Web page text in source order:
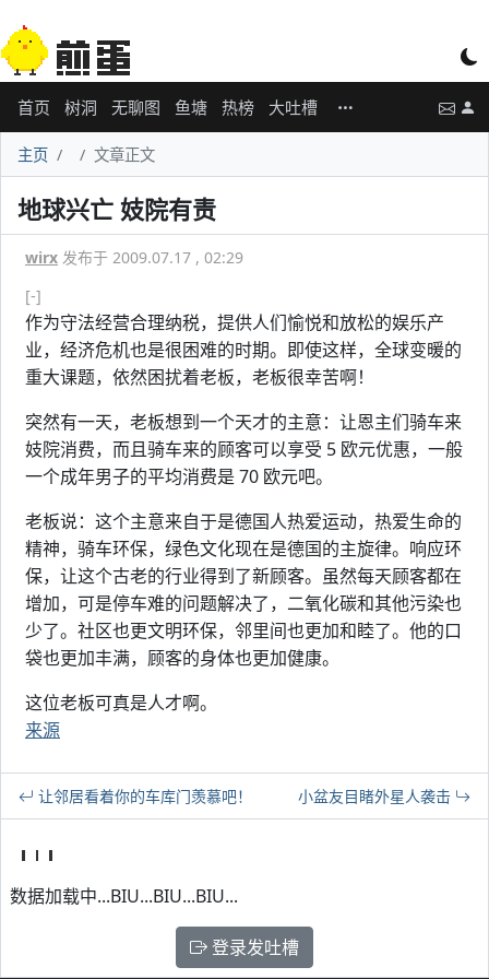
首页 树洞 无聊图 鱼塘 热榜 大吐槽
主页 文章正文
地球兴亡 妓院有责
wirx 发布于 2009.07.17 , 02:29
[-]
作为守法经营合理纳税，提供人们愉悦和放松的娱乐产
业，经济危机也是很困难的时期。即使这样，全球变暖的
重大课题，依然困扰着老板，老板很幸苦啊！
突然有一天，老板想到一个天才的主意：让恩主们骑车来
妓院消费，而且骑车来的顾客可以享受 5 欧元优惠，一般
一个成年男子的平均消费是 70 欧元吧。
老板说：这个主意来自于是德国人热爱运动，热爱生命的
精神，骑车环保，绿色文化现在是德国的主旋律。响应环
保，让这个古老的行业得到了新顾客。虽然每天顾客都在
增加，可是停车难的问题解决了，二氧化碳和其他污染也
少了。社区也更文明环保，邻里间也更加和睦了。他的口
袋也更加丰满，顾客的身体也更加健康。
这位老板可真是人才啊。
来源
让邻居看着你的车库门羡慕吧！ 小盆友目睹外星人袭击
数据加载中...BIU...BIU...BIU...
登录发吐槽